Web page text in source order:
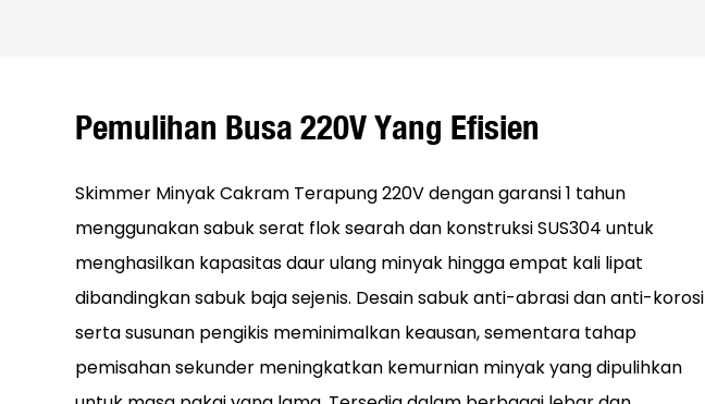
Pemulihan Busa 220V Yang Efisien
Skimmer Minyak Cakram Terapung 220V dengan garansi 1 tahun
menggunakan sabuk serat flok searah dan konstruksi SUS304 untuk
menghasilkan kapasitas daur ulang minyak hingga empat kali lipat
dibandingkan sabuk baja sejenis. Desain sabuk anti-abrasi dan anti-korosi
serta susunan pengikis meminimalkan keausan, sementara tahap
pemisahan sekunder meningkatkan kemurnian minyak yang dipulihkan